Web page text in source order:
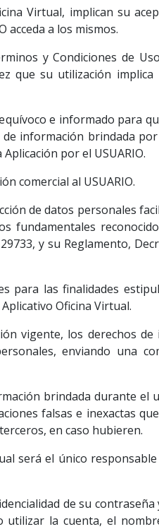
Virtual, implican su
acceda a los mismos.
y Condiciones de
que su utilización
e informado para
información brindada por
por el USUARIO.
comercial al USUARIO.
de datos personales
fundamentales
y su Reglamento,
para las finalidades
Oficina Virtual.
vigente, los derechos
enviando una
brindada durante el
falsas e inexactas
en caso hubieren.
será el único
de su
la cuenta, el